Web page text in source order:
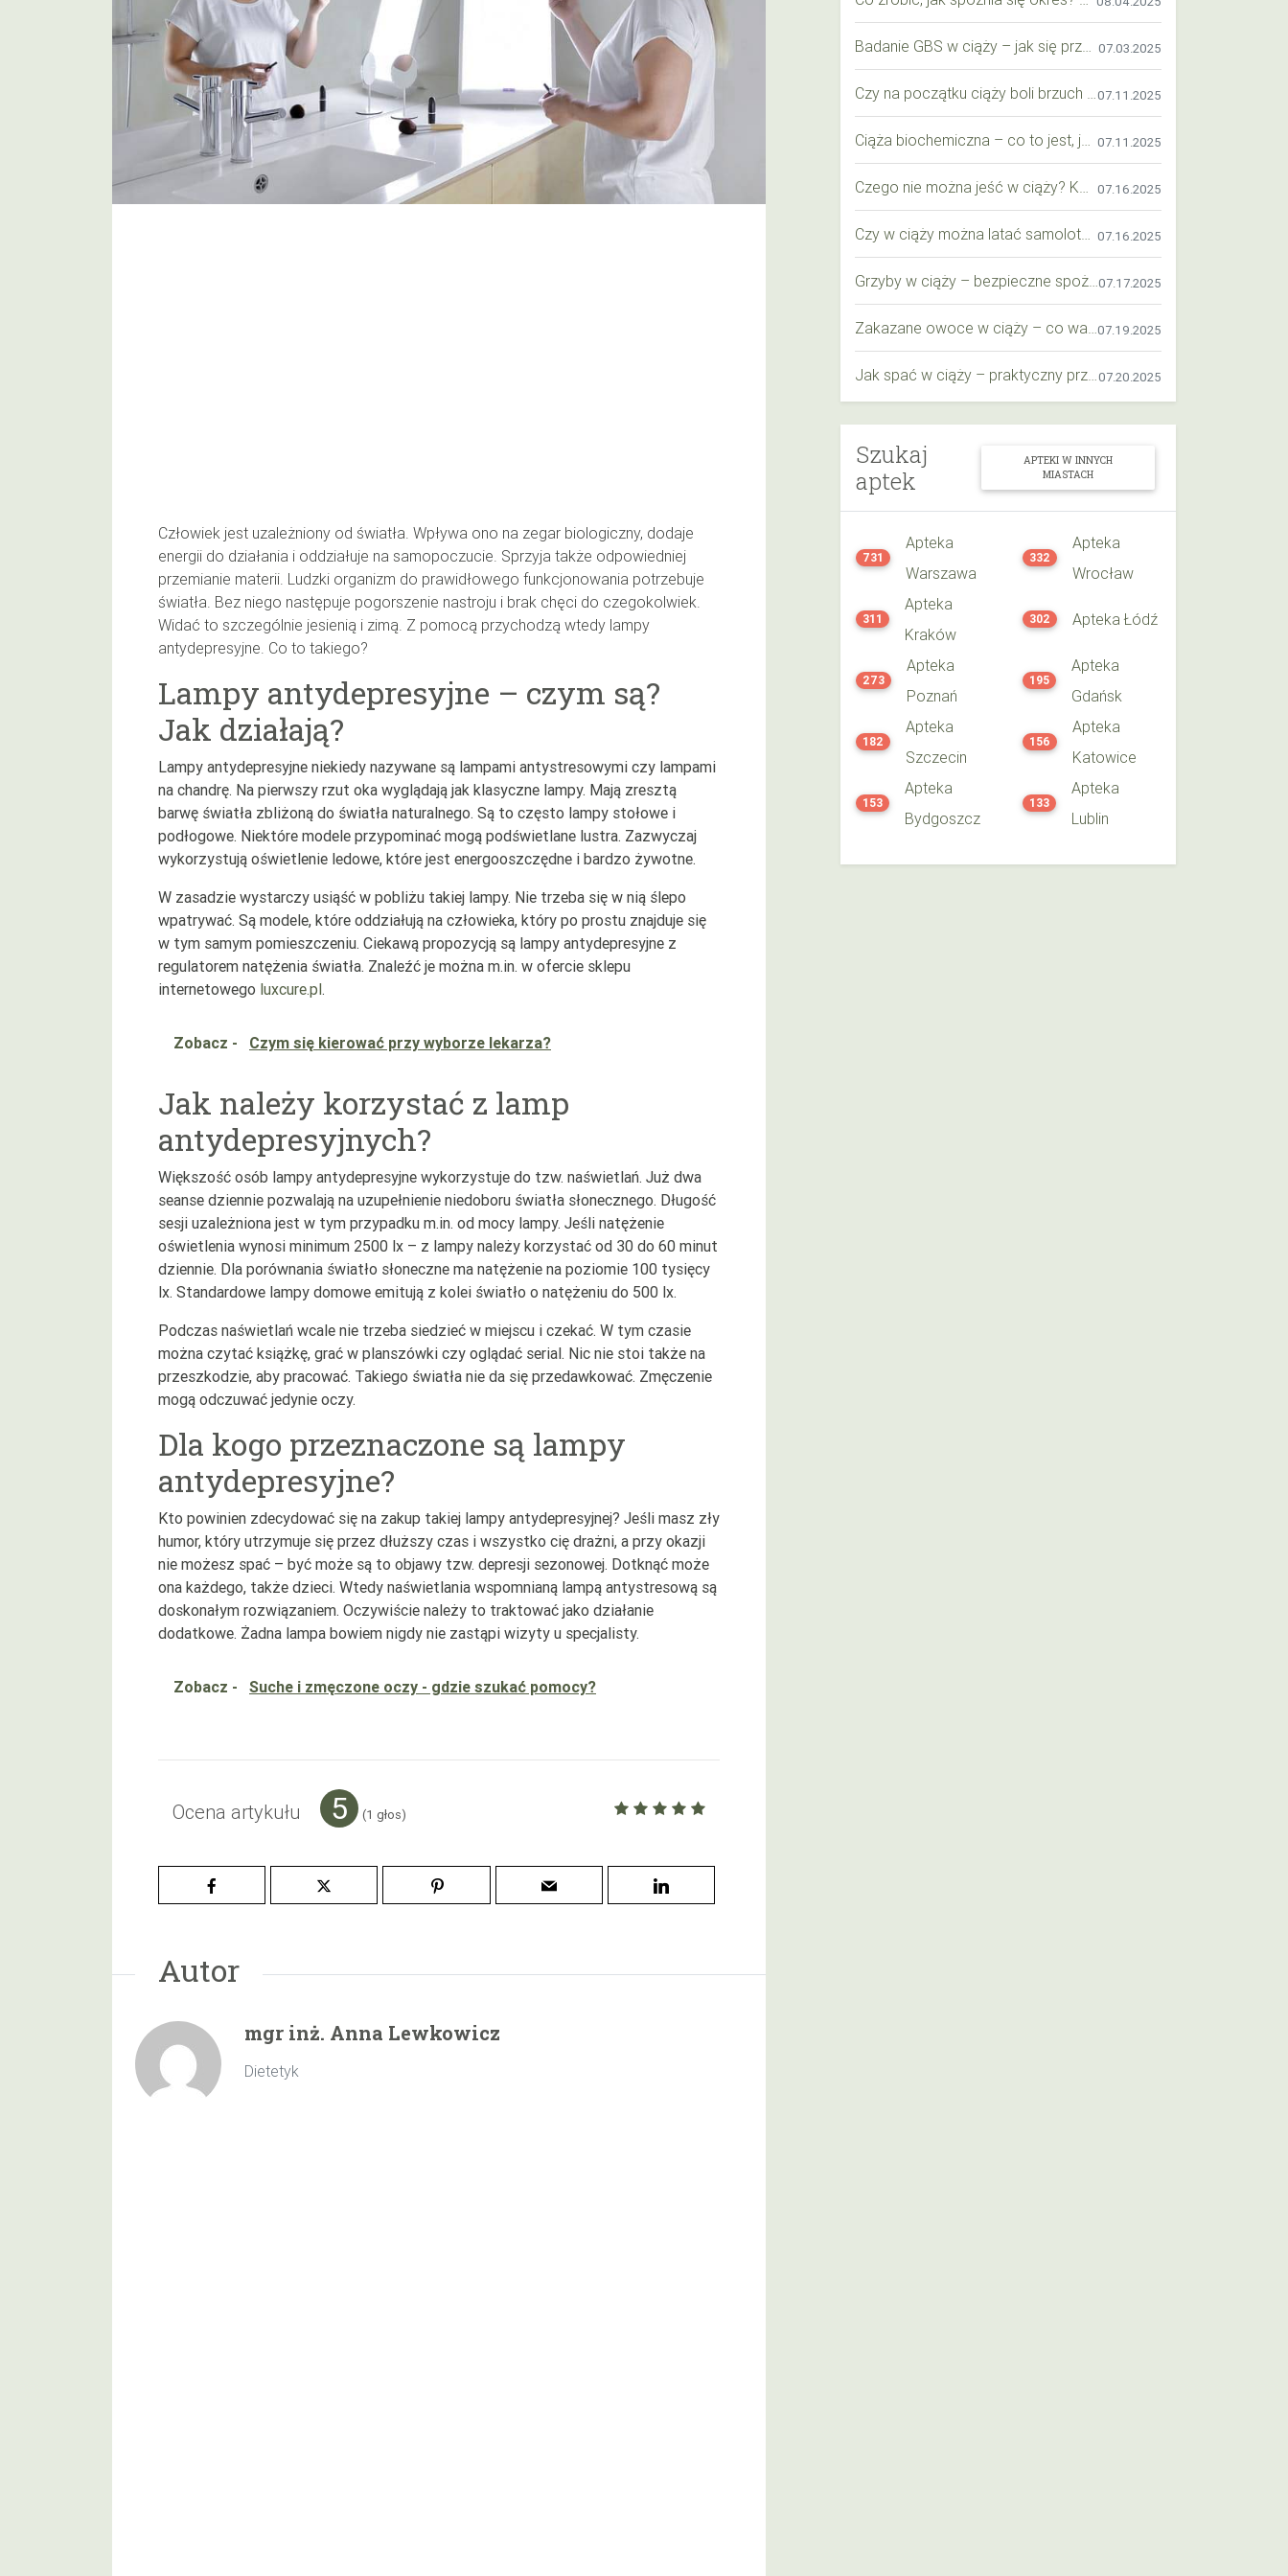
07.03.2025
07.11.2025
07.11.2025
07.16.2025
07.16.2025
07.17.2025
07.19.2025
07.20.2025
Szukaj
aptek
APTEKI W INNYCH
MIASTACH
731
Apteka
Warszawa
332
Apteka
Wrocław
311
Apteka
Kraków
302 Apteka Łódź
273
Apteka
Poznań
195
Apteka
Gdańsk
182
Apteka
Szczecin
156
Apteka
Katowice
153
Apteka
Bydgoszcz
133
Apteka
Lublin
Człowiek jest uzależniony od światła. Wpływa ono na zegar biologiczny, dodaje
energii do działania i oddziałuje na samopoczucie. Sprzyja także odpowiedniej
przemianie materii. Ludzki organizm do prawidłowego funkcjonowania potrzebuje
światła. Bez niego następuje pogorszenie nastroju i brak chęci do czegokolwiek.
Widać to szczególnie jesienią i zimą. Z pomocą przychodzą wtedy lampy
antydepresyjne. Co to takiego?
Lampy antydepresyjne – czym są?
Jak działają?
Lampy antydepresyjne niekiedy nazywane są lampami antystresowymi czy lampami
na chandrę. Na pierwszy rzut oka wyglądają jak klasyczne lampy. Mają zresztą
barwę światła zbliżoną do światła naturalnego. Są to często lampy stołowe i
podłogowe. Niektóre modele przypominać mogą podświetlane lustra. Zazwyczaj
wykorzystują oświetlenie ledowe, które jest energooszczędne i bardzo żywotne.
W zasadzie wystarczy usiąść w pobliżu takiej lampy. Nie trzeba się w nią ślepo
wpatrywać. Są modele, które oddziałują na człowieka, który po prostu znajduje się
w tym samym pomieszczeniu. Ciekawą propozycją są lampy antydepresyjne z
regulatorem natężenia światła. Znaleźć je można m.in. w ofercie sklepu
internetowego luxcure.pl.
Zobacz - Czym się kierować przy wyborze lekarza?
Jak należy korzystać z lamp
antydepresyjnych?
Większość osób lampy antydepresyjne wykorzystuje do tzw. naświetlań. Już dwa
seanse dziennie pozwalają na uzupełnienie niedoboru światła słonecznego. Długość
sesji uzależniona jest w tym przypadku m.in. od mocy lampy. Jeśli natężenie
oświetlenia wynosi minimum 2500 lx – z lampy należy korzystać od 30 do 60 minut
dziennie. Dla porównania światło słoneczne ma natężenie na poziomie 100 tysięcy
lx. Standardowe lampy domowe emitują z kolei światło o natężeniu do 500 lx.
Podczas naświetlań wcale nie trzeba siedzieć w miejscu i czekać. W tym czasie
można czytać książkę, grać w planszówki czy oglądać serial. Nic nie stoi także na
przeszkodzie, aby pracować. Takiego światła nie da się przedawkować. Zmęczenie
mogą odczuwać jedynie oczy.
Dla kogo przeznaczone są lampy
antydepresyjne?
Kto powinien zdecydować się na zakup takiej lampy antydepresyjnej? Jeśli masz zły
humor, który utrzymuje się przez dłuższy czas i wszystko cię drażni, a przy okazji
nie możesz spać – być może są to objawy tzw. depresji sezonowej. Dotknąć może
ona każdego, także dzieci. Wtedy naświetlania wspomnianą lampą antystresową są
doskonałym rozwiązaniem. Oczywiście należy to traktować jako działanie
dodatkowe. Żadna lampa bowiem nigdy nie zastąpi wizyty u specjalisty.
Zobacz - Suche i zmęczone oczy - gdzie szukać pomocy?
Ocena artykułu 5 (1 głos)
Autor
mgr inż. Anna Lewkowicz
Dietetyk